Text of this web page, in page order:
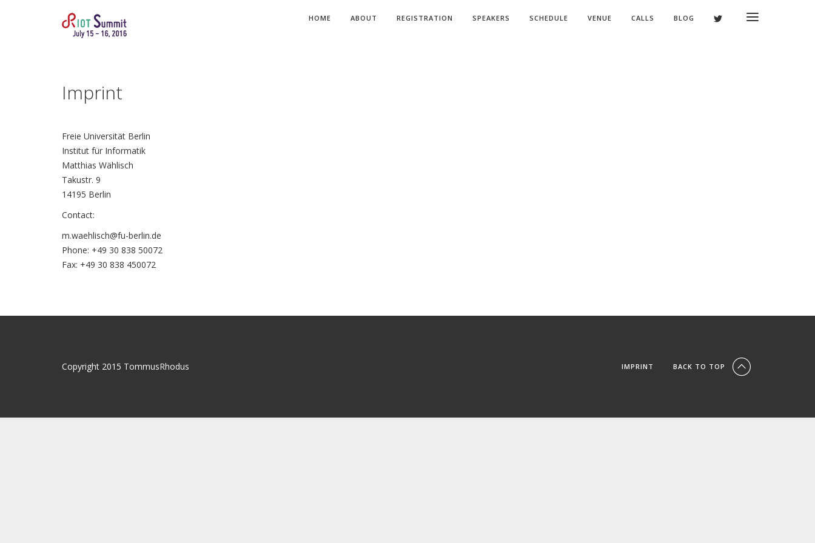
HOME ABOUT REGISTRATION SPEAKERS SCHEDULE VENUE CALLS BLOG
Imprint
Freie Universität Berlin
Institut für Informatik
Matthias Wählisch
Takustr. 9
14195 Berlin
Contact:
m.waehlisch@fu-berlin.de
Phone: +49 30 838 50072
Fax: +49 30 838 450072
Copyright 2015 TommusRhodus IMPRINT BACK TO TOP